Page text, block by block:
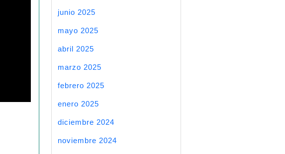
junio 2025
mayo 2025
abril 2025
marzo 2025
febrero 2025
enero 2025
diciembre 2024
noviembre 2024